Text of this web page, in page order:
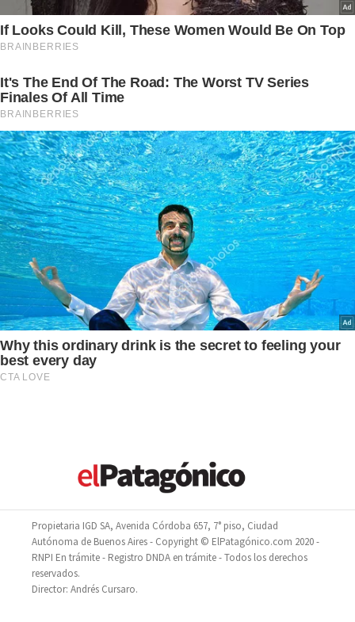
Propietaria IGD SA, Avenida Córdoba 657, 7° piso, Ciudad
Autónoma de Buenos Aires - Copyright © ElPatagónico.com 2020 -
RNPI En trámite - Registro DNDA en trámite - Todos los derechos
reservados.
Director: Andrés Cursaro.